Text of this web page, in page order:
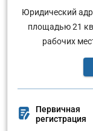
Юридический
площадью 21
рабочих
Первичная
регистрация